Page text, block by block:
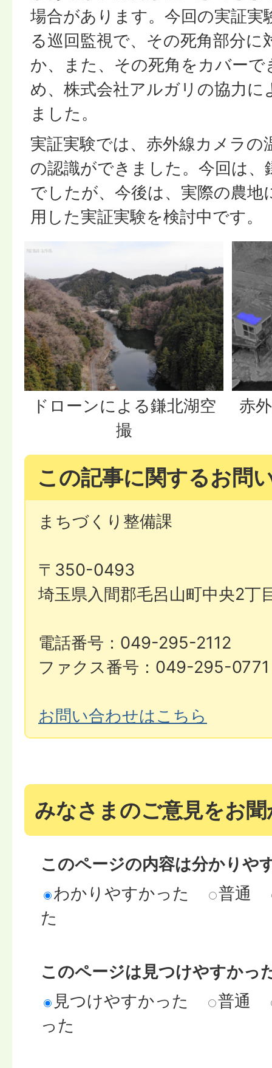
場合があります。今回の実証実
る巡回監視で、その死角部分に
か、また、その死角をカバー
め、株式会社アルガリの協力に
ました。
実証実験では、赤外線カメラの
の認識ができました。今回は、
でしたが、今後は、実際の農
用した実証実験を検討中です。
ドローンによる鎌北湖空
撮
赤
この記事に関するお問
まちづくり整備課
〒350-0493
埼玉県入間郡毛呂山町中央2丁
電話番号：049-295-2112
ファクス番号：049-295-0771
お問い合わせはこちら
みなさまのご意見をお
このページの内容は分かりや
わかりやすかった
普通
た
このページは見つけやすかっ
見つけやすかった
普通
った